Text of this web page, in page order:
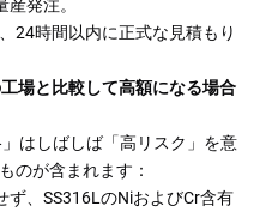
産発注。
24時間以内に正式な見積もり
場と比較して高額になる場合
はしばしば「高リスク」を意
のが含まれます：
、SS316LのNiおよびCr含有